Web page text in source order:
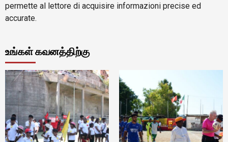
permette al lettore di acquisire informazioni precise ed
accurate.
உங்கள் கவனத்திற்கு